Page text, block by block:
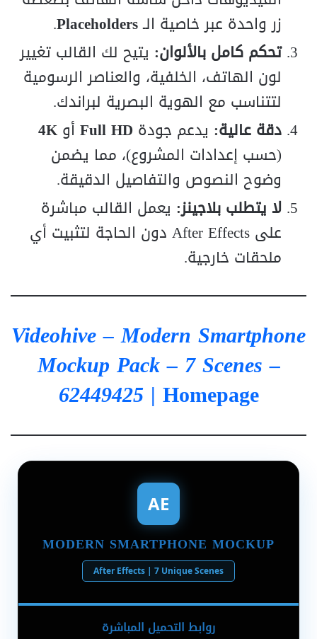
زر واحدة عبر خاصية الـPlaceholders
.
تحكم كامل بالألوان: يتيح لك القالب تغيير
لون الهاتف، الخلفية، والعناصر الرسومية
لتتناسب مع الهوية البصرية لبراندك.
دقة عالية: يدعم جودة Full HD أو4K
(حسب إعدادات المشروع)، مما يضمن
وضوح النصوص والتفاصيل الدقيقة.
لا يتطلب بلاجينز: يعمل القالب مباشرة
على After Effects دون الحاجة لتثبيت أي
ملحقات خارجية.
Videohive – Modern Smartphone
Mockup Pack – 7 Scenes –
62449425| Homepage
AE
MODERN SMARTPHONE MOCKUP
After Effects | 7 Unique Scenes
روابط التحميل المباشرة